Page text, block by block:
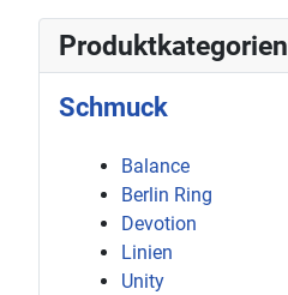
Produktkategorien
Schmuck
Balance
Berlin Ring
Devotion
Linien
Unity